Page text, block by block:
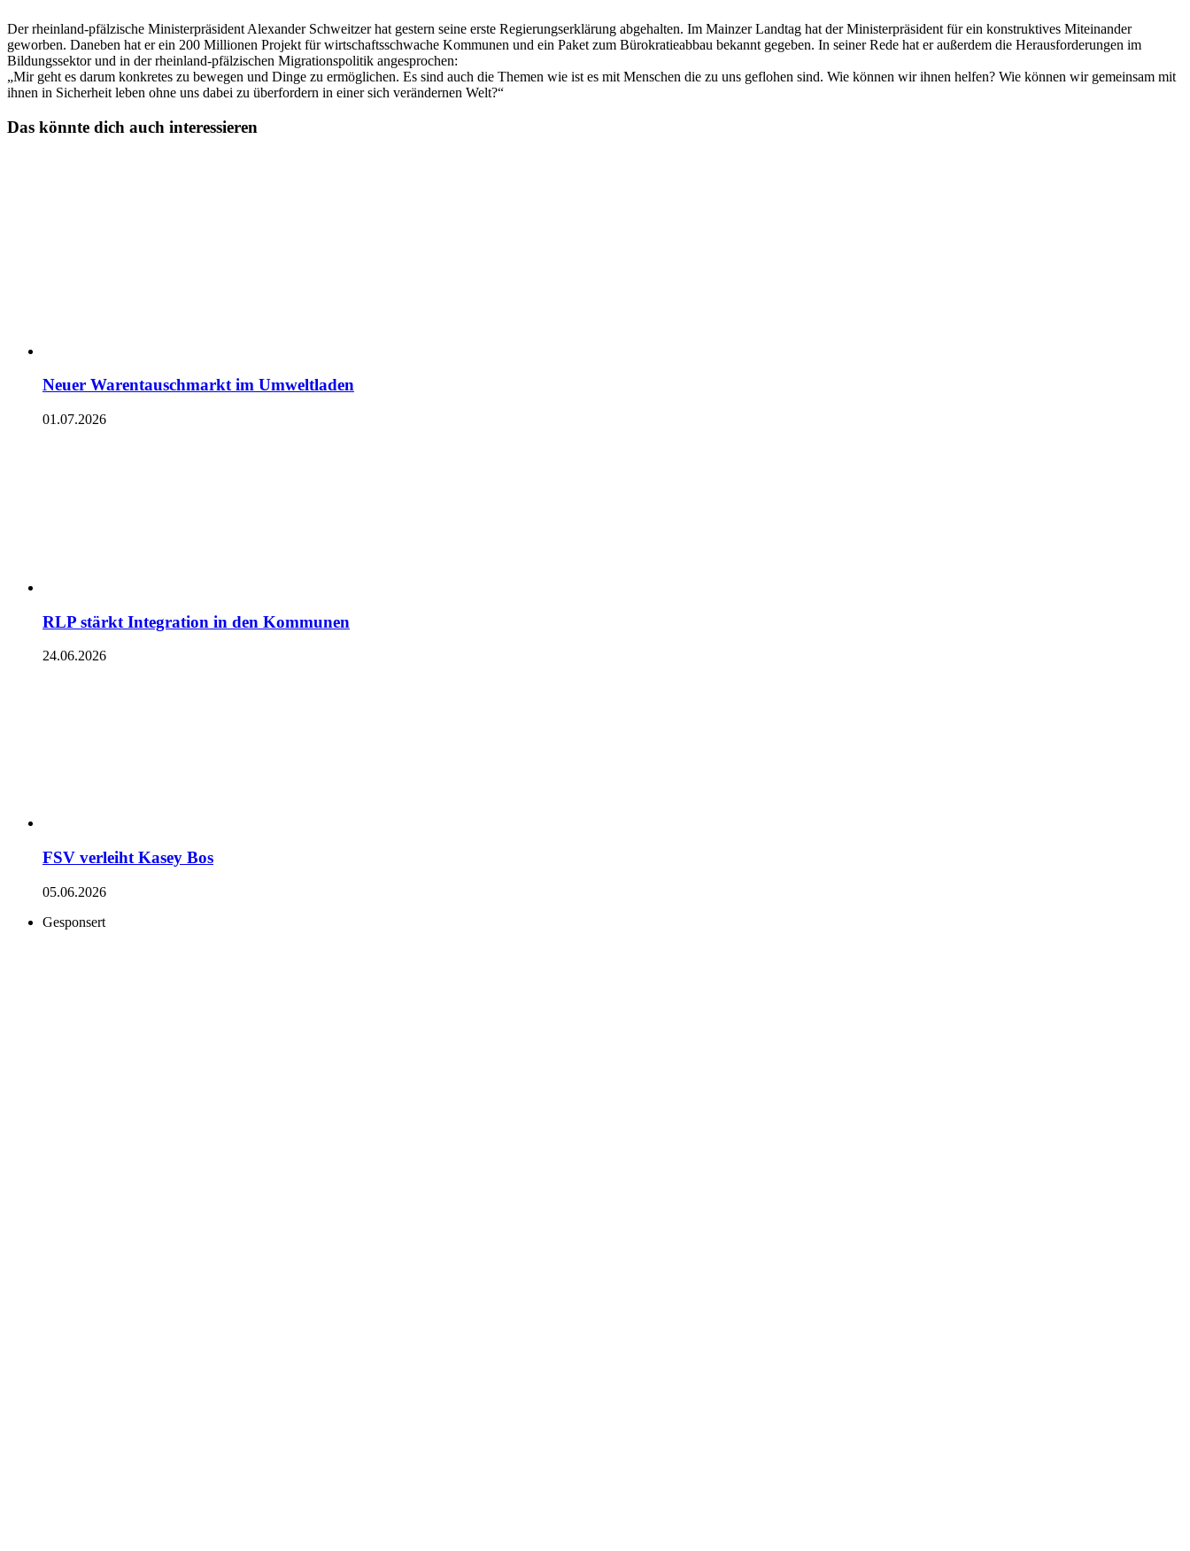
Der rheinland-pfälzische Ministerpräsident Alexander Schweitzer hat gestern seine erste Regierungserklärung abgehalten. Im Mainzer Landtag hat der Ministerpräsident für ein konstruktives Miteinander
geworben. Daneben hat er ein 200 Millionen Projekt für wirtschaftsschwache Kommunen und ein Paket zum Bürokratieabbau bekannt gegeben. In seiner Rede hat er außerdem die Herausforderungen im
Bildungssektor und in der rheinland-pfälzischen Migrationspolitik angesprochen:
„Mir geht es darum konkretes zu bewegen und Dinge zu ermöglichen. Es sind auch die Themen wie ist es mit Menschen die zu uns geflohen sind. Wie können wir ihnen helfen? Wie können wir gemeinsam mit
ihnen in Sicherheit leben ohne uns dabei zu überfordern in einer sich verändernen Welt?“
Das könnte dich auch interessieren
Neuer Warentauschmarkt im Umweltladen
01.07.2026
RLP stärkt Integration in den Kommunen
24.06.2026
FSV verleiht Kasey Bos
05.06.2026
Gesponsert